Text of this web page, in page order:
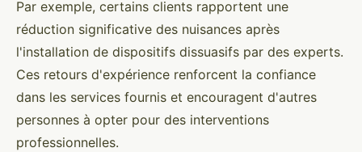
Par exemple, certains clients rapportent une
réduction significative des nuisances après
l'installation de dispositifs dissuasifs par des experts.
Ces retours d'expérience renforcent la confiance
dans les services fournis et encouragent d'autres
personnes à opter pour des interventions
professionnelles.